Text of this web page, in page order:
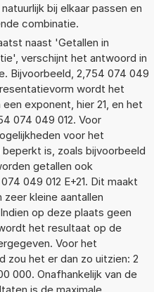
bij elkaar passen en
combinatie.
naast 'Getallen in
verschijnt het antwoord in
Bijvoorbeeld, 2,754 074 049
wordt het
exponent, hier 21, en het
074 049 012. Voor
voor het
is, zoals bijvoorbeeld
getallen ook
049 012 E+21. Dit maakt
kleine aantallen
op deze plaats geen
het resultaat op de
Voor het
zou het er dan zo uitzien: 2
000. Onafhankelijk van de
is de maximale